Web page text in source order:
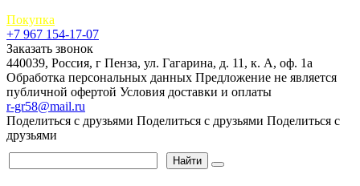
Покупка
+7 967 154-17-07
Заказать звонок
440039, Россия, г Пенза, ул. Гагарина, д. 11, к. А, оф. 1а
Обработка персональных данных Предложение не является
публичной офертой Условия доставки и оплаты
r-gr58@mail.ru
Поделиться с друзьями Поделиться с друзьями Поделиться с
друзьями
Найти